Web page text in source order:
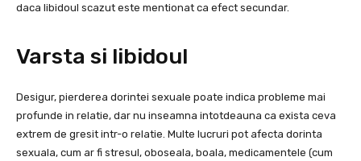
daca libidoul scazut este mentionat ca efect secundar.
Varsta si libidoul
Desigur, pierderea dorintei sexuale poate indica probleme mai
profunde in relatie, dar nu inseamna intotdeauna ca exista ceva
extrem de gresit intr-o relatie. Multe lucruri pot afecta dorinta
sexuala, cum ar fi stresul, oboseala, boala, medicamentele (cum